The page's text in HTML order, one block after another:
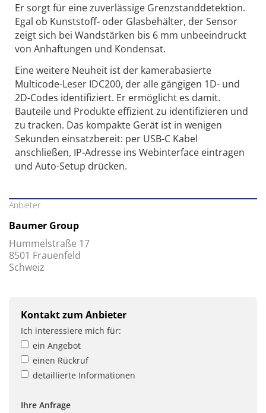
Er sorgt für eine zuverlässige Grenzstanddetektion.
Egal ob Kunststoff- oder Glasbehälter, der Sensor
zeigt sich bei Wandstärken bis 6 mm unbeeindruckt
von Anhaftungen und Kondensat.
Eine weitere Neuheit ist der kamerabasierte
Multicode-Leser IDC200, der alle gängigen 1D- und
2D-Codes identifiziert. Er ermöglicht es damit.
Bauteile und Produkte effizient zu identifizieren und
zu tracken. Das kompakte Gerät ist in wenigen
Sekunden einsatzbereit: per USB-C Kabel
anschließen, IP-Adresse ins Webinterface eintragen
und Auto-Setup drücken.
Anbieter
Baumer Group
Hummelstraße 17
8501 Frauenfeld
Schweiz
Kontakt zum Anbieter
Ich interessiere mich für:
ein Angebot
einen Rückruf
detaillierte Informationen
Ihre Anfrage